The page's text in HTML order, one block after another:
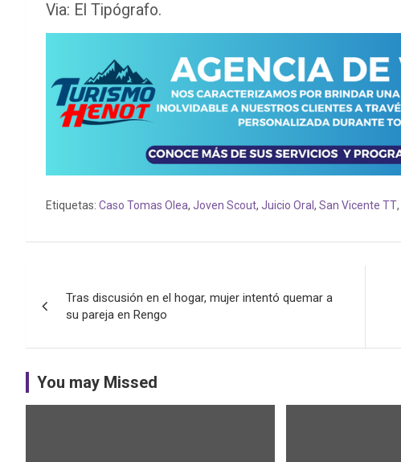
Via: El Tipógrafo.
Etiquetas: Caso Tomas Olea, Joven Scout, Juicio Oral , San Vicente TT,
de
entradas
Tras discusión en el hogar, mujer intentó quemar a
su pareja en Rengo
You may Missed